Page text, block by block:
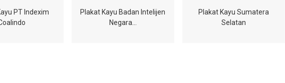
PT Indexim
Plakat Kayu Badan Intelijen
Negara…
Plakat Kayu Sumatera
Selatan